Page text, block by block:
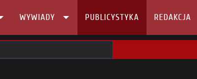
WYWIADY PUBLICYSTYKA REDAKCJA